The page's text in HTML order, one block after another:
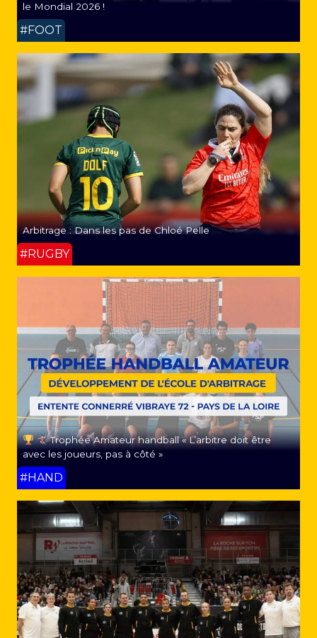
le Mondial 2026 !
#FOOT
Arbitrage : Dans les pas de Chloé Pelle
#RUGBY
Trophée Amateur handball « L’arbitre doit être
avec les joueurs, pas à côté »
#HAND